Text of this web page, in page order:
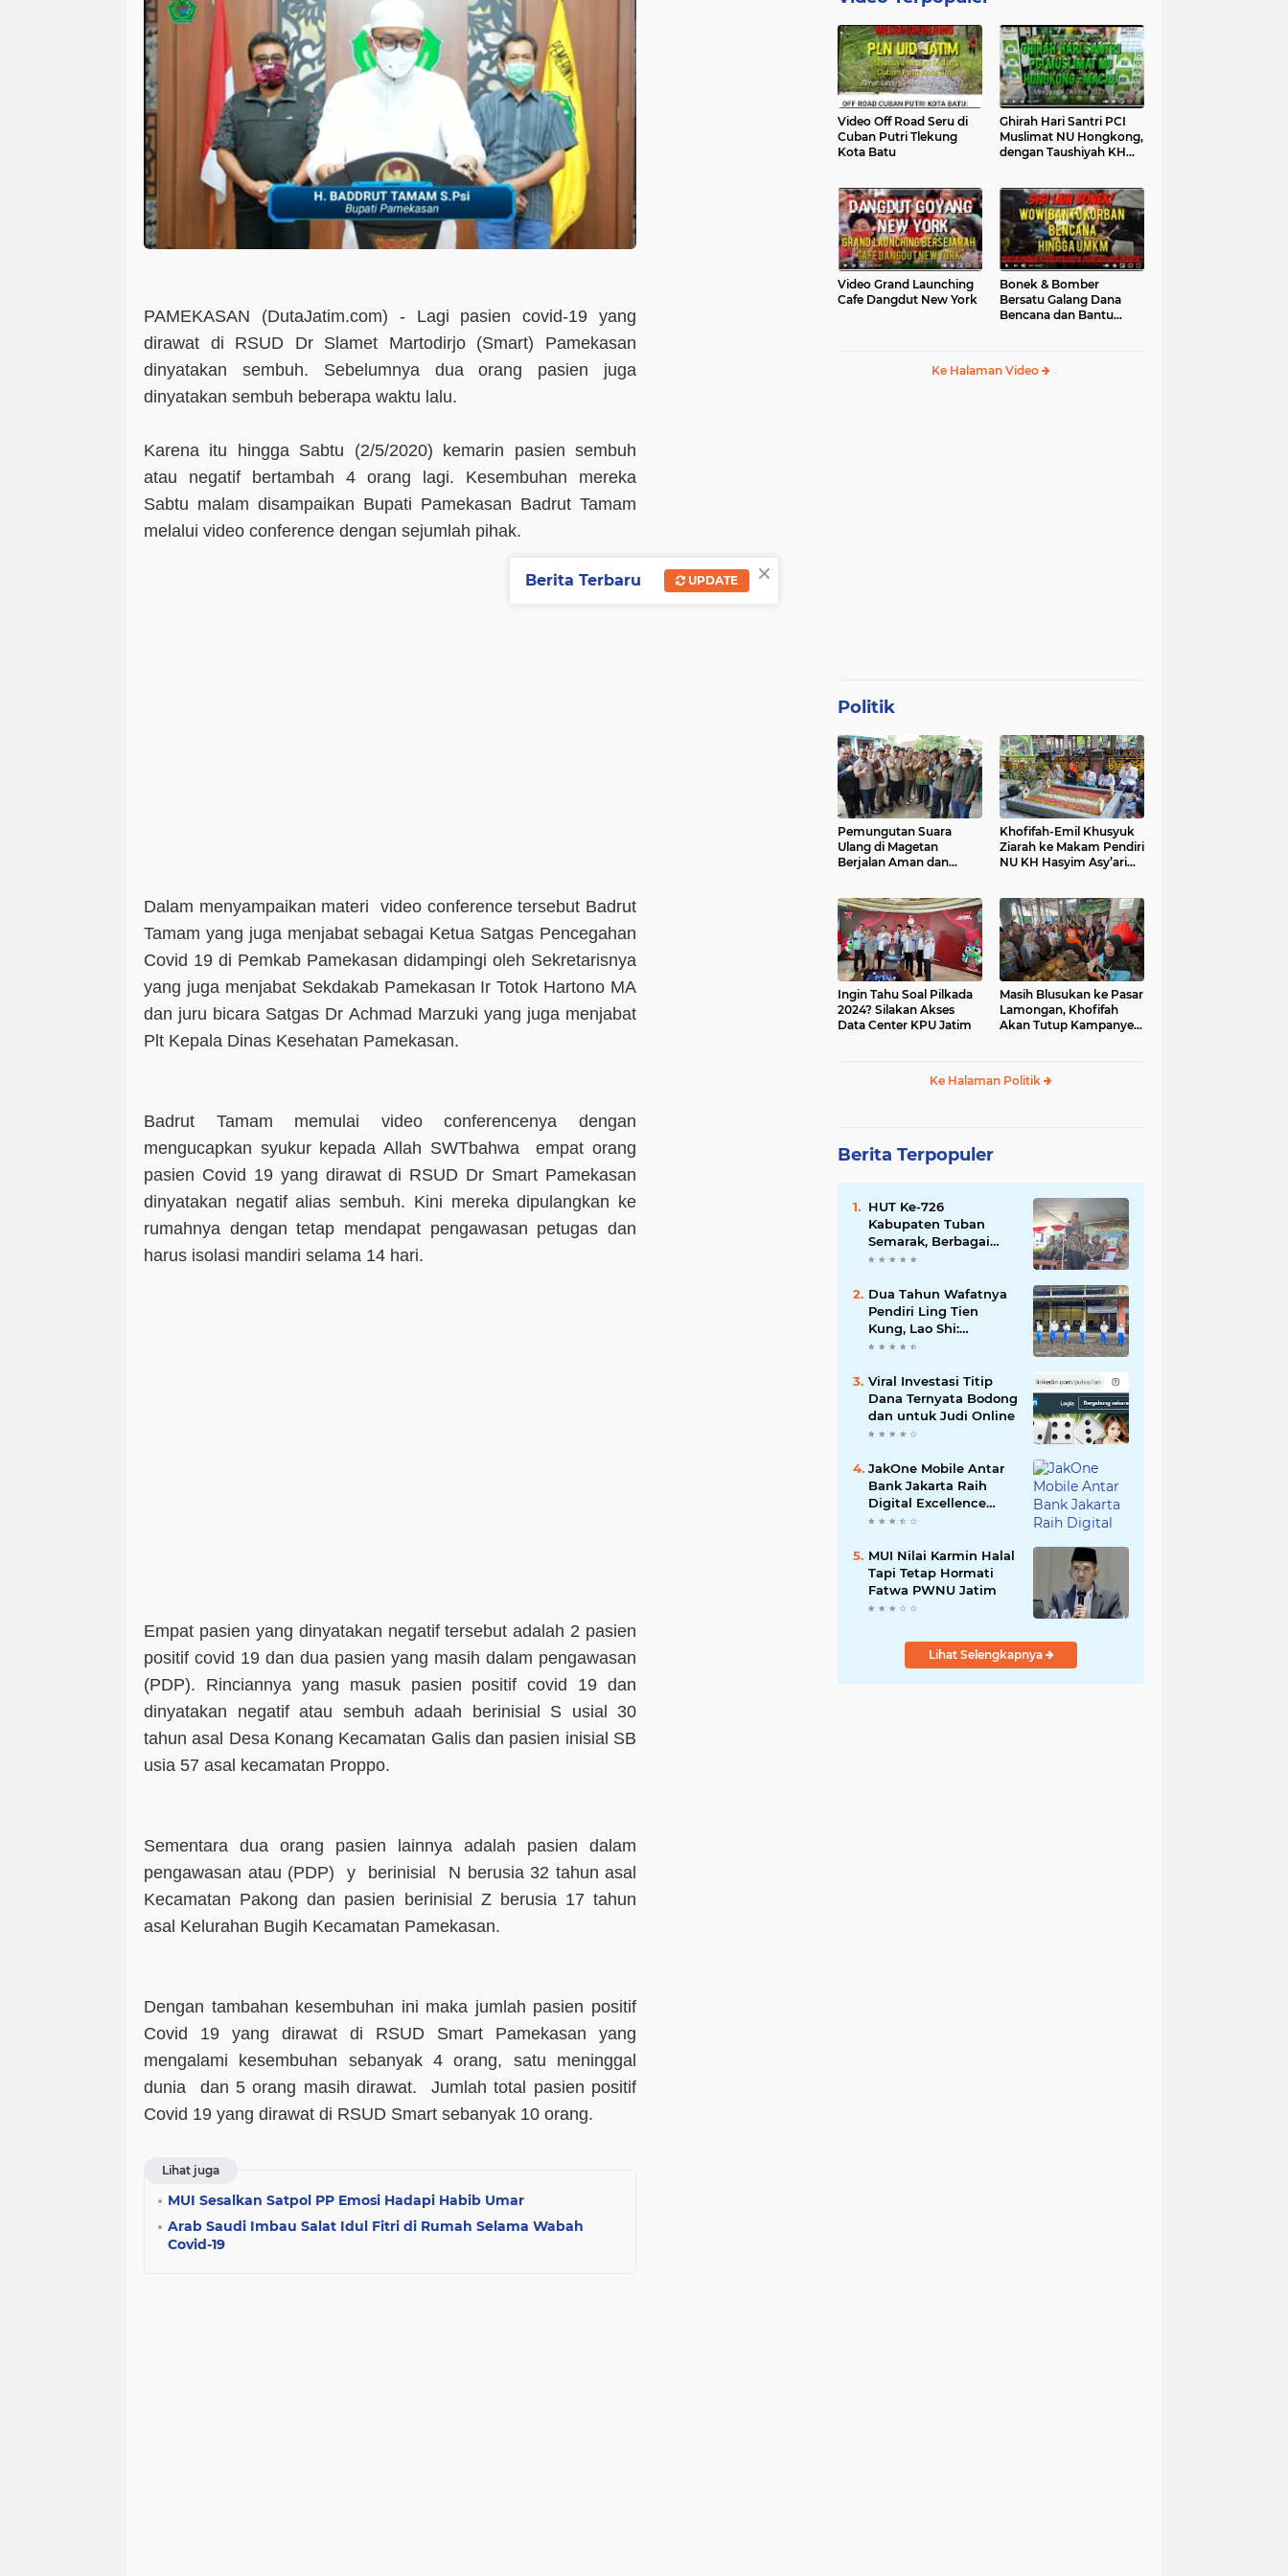
PAMEKASAN (DutaJatim.com) - Lagi pasien covid-19 yang
dirawat di RSUD Dr Slamet Martodirjo (Smart) Pamekasan
dinyatakan sembuh. Sebelumnya dua orang pasien juga
dinyatakan sembuh beberapa waktu lalu.
Karena itu hingga Sabtu (2/5/2020) kemarin pasien sembuh
atau negatif bertambah 4 orang lagi. Kesembuhan mereka
Sabtu malam disampaikan Bupati Pamekasan Badrut Tamam
melalui video conference dengan sejumlah pihak.
Dalam menyampaikan materi video conference tersebut Badrut
Tamam yang juga menjabat sebagai Ketua Satgas Pencegahan
Covid 19 di Pemkab Pamekasan didampingi oleh Sekretarisnya
yang juga menjabat Sekdakab Pamekasan Ir Totok Hartono MA
dan juru bicara Satgas Dr Achmad Marzuki yang juga menjabat
Plt Kepala Dinas Kesehatan Pamekasan.
Badrut Tamam memulai video conferencenya dengan
mengucapkan syukur kepada Allah SWTbahwa empat orang
pasien Covid 19 yang dirawat di RSUD Dr Smart Pamekasan
dinyatakan negatif alias sembuh. Kini mereka dipulangkan ke
rumahnya dengan tetap mendapat pengawasan petugas dan
harus isolasi mandiri selama 14 hari.
Empat pasien yang dinyatakan negatif tersebut adalah 2 pasien
positif covid 19 dan dua pasien yang masih dalam pengawasan
(PDP). Rinciannya yang masuk pasien positif covid 19 dan
dinyatakan negatif atau sembuh adaah berinisial S usial 30
tahun asal Desa Konang Kecamatan Galis dan pasien inisial SB
usia 57 asal kecamatan Proppo.
Sementara dua orang pasien lainnya adalah pasien dalam
pengawasan atau (PDP) y berinisial N berusia 32 tahun asal
Kecamatan Pakong dan pasien berinisial Z berusia 17 tahun
asal Kelurahan Bugih Kecamatan Pamekasan.
Dengan tambahan kesembuhan ini maka jumlah pasien positif
Covid 19 yang dirawat di RSUD Smart Pamekasan yang
mengalami kesembuhan sebanyak 4 orang, satu meninggal
dunia dan 5 orang masih dirawat. Jumlah total pasien positif
Covid 19 yang dirawat di RSUD Smart sebanyak 10 orang.
Lihat juga
MUI Sesalkan Satpol PP Emosi Hadapi Habib Umar
Arab Saudi Imbau Salat Idul Fitri di Rumah Selama Wabah
Covid-19
Video Off Road Seru di
Cuban Putri Tlekung
Kota Batu
Ghirah Hari Santri PCI
Muslimat NU Hongkong,
dengan Taushiyah KH
Video Grand Launching
Cafe Dangdut New York
Bonek & Bomber
Bersatu Galang Dana
Bencana dan Bantu
Ke Halaman Video
Politik
Pemungutan Suara
Ulang di Magetan
Berjalan Aman dan
Khofifah-Emil Khusyuk
Ziarah ke Makam Pendiri
NU KH Hasyim Asy’ari
Ingin Tahu Soal Pilkada
2024? Silakan Akses
Data Center KPU Jatim
Masih Blusukan ke Pasar
Lamongan, Khofifah
Akan Tutup Kampanye
Ke Halaman Politik
Berita Terpopuler
HUT Ke-726
Kabupaten Tuban
Semarak, Berbagai
Prestasinya Pun
Dua Tahun Wafatnya
Pendiri Ling Tien
Kung, Lao Shi:
Amanah Harus Kita
Viral Investasi Titip
Dana Ternyata Bodong
dan untuk Judi Online
JakOne Mobile Antar
Bank Jakarta Raih
Digital Excellence
Awards 2026
MUI Nilai Karmin Halal
Tapi Tetap Hormati
Fatwa PWNU Jatim
Lihat Selengkapnya
×
Berita Terbaru UPDATE